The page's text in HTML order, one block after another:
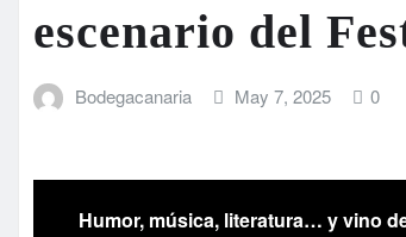
escenario del
Bodegacanaria May 7, 2025 0
Humor, música, literatura… y vino